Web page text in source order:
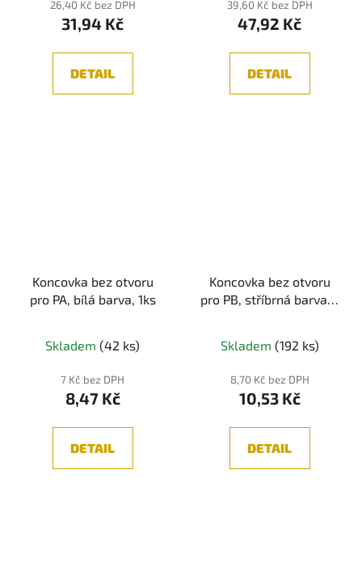
26,40 Kč bez DPH
31,94 Kč
DETAIL
39,60 Kč bez DPH
47,92 Kč
DETAIL
Koncovka bez otvoru
pro PA, bílá barva, 1ks
Skladem (42 ks)
7 Kč bez DPH
8,47 Kč
DETAIL
Koncovka bez otvoru
pro PB, stříbrná barva, 1
Skladem (192 ks)
8,70 Kč bez DPH
10,53 Kč
DETAIL